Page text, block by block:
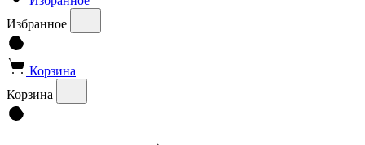
Избранное
Корзина
Корзина